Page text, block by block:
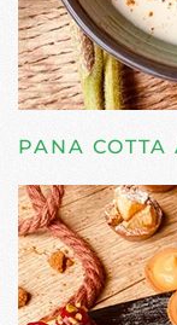
PANA COTTA